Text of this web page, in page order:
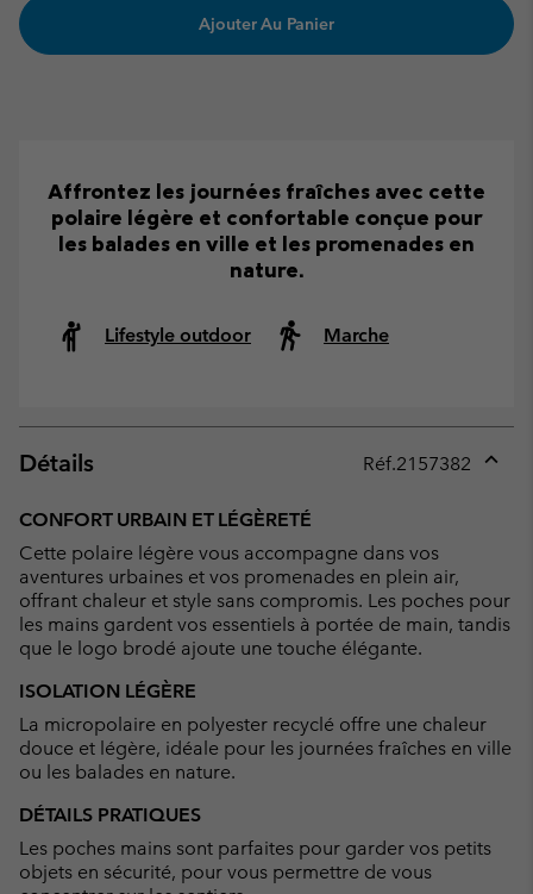
Ajouter Au Panier
Affrontez les journées fraîches avec cette
polaire légère et confortable conçue pour
les balades en ville et les promenades en
nature.
Lifestyle outdoor Marche
Détails Réf.2157382
CONFORT URBAIN ET LÉGÈRETÉ
Cette polaire légère vous accompagne dans vos
aventures urbaines et vos promenades en plein air,
offrant chaleur et style sans compromis. Les poches pour
les mains gardent vos essentiels à portée de main, tandis
que le logo brodé ajoute une touche élégante.
ISOLATION LÉGÈRE
La micropolaire en polyester recyclé offre une chaleur
douce et légère, idéale pour les journées fraîches en ville
ou les balades en nature.
DÉTAILS PRATIQUES
Les poches mains sont parfaites pour garder vos petits
objets en sécurité, pour vous permettre de vous